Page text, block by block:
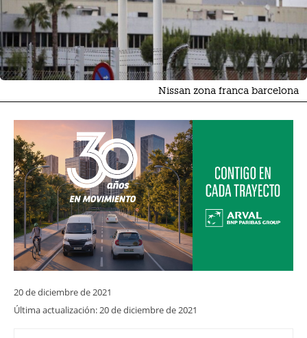
Nissan zona franca barcelona
20 de diciembre de 2021
Última actualización:20 de diciembre de 2021